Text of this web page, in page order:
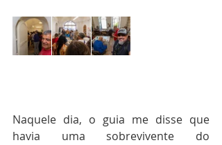
Naquele dia, o guia me disse que
havia uma sobrevivente do